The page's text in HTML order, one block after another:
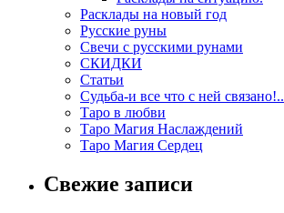
Расклады на новый год
Русские руны
Свечи с русскими рунами
СКИДКИ
Статьи
Судьба-и все что с ней связано!..
Таро в любви
Таро Магия Наслаждений
Таро Магия Сердец
Свежие записи